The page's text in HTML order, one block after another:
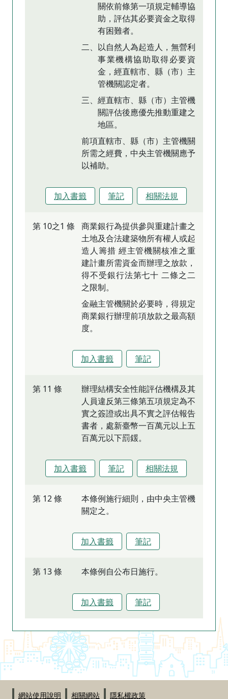
關依前條第一項規定輔導協
助，評估其必要資金之取得
有困難者。
二、以自然人為起造人，無營利
事業機構協助取得必要資
金，經直轄市、縣（市）主
管機關認定者。
三、經直轄市、縣（市）主管機
關評估後應優先推動重建之
地區。
前項直轄市、縣（市）主管機關
所需之經費，中央主管機關應予
以補助。
加入書籤 筆記 相關法規
第 10之1 條
商業銀行為提供參與重建計畫之
土地及合法建築物所有權人或起
造人籌措 經主管機關核准之重
建計畫所需資金而辦理之放款，
得不受銀行法第七十 二條之二
之限制。
金融主管機關於必要時，得規定
商業銀行辦理前項放款之最高額
度。
加入書籤 筆記
第 11 條
辦理結構安全性能評估機構及其
人員違反第三條第五項規定為不
實之簽證或出具不實之評估報告
書者，處新臺幣一百萬元以上五
百萬元以下罰鍰。
加入書籤 筆記 相關法規
第 12 條
本條例施行細則，由中央主管機
關定之。
加入書籤 筆記
第 13 條 本條例自公布日施行。
加入書籤 筆記
網站使用說明 相關網站 隱私權政策